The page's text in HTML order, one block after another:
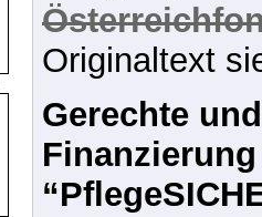
Position 9:
Originaltext
Gerechte